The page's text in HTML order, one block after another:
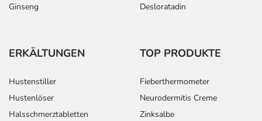
Ginseng
Desloratadin
ERKÄLTUNGEN
Hustenstiller
Hustenlöser
Halsschmerztabletten
TOP PRODUKTE
Fieberthermometer
Neurodermitis Creme
Zinksalbe